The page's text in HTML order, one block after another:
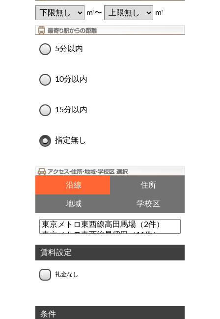
m2〜 m2
5分以内
10分以内
15分以内
指定無し
沿線 住所
地域 学校区
賃料設定
礼金なし
条件